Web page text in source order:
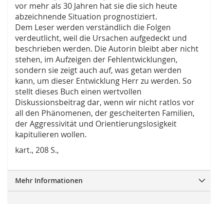
vor mehr als 30 Jahren hat sie die sich heute
abzeichnende Situation prognostiziert.
Dem Leser werden verständlich die Folgen
verdeutlicht, weil die Ursachen aufgedeckt und
beschrieben werden. Die Autorin bleibt aber nicht
stehen, im Aufzeigen der Fehlentwicklungen,
sondern sie zeigt auch auf, was getan werden
kann, um dieser Entwicklung Herr zu werden. So
stellt dieses Buch einen wertvollen
Diskussionsbeitrag dar, wenn wir nicht ratlos vor
all den Phänomenen, der gescheiterten Familien,
der Aggressivität und Orientierungslosigkeit
kapitulieren wollen.
kart., 208 S.,
Mehr Informationen